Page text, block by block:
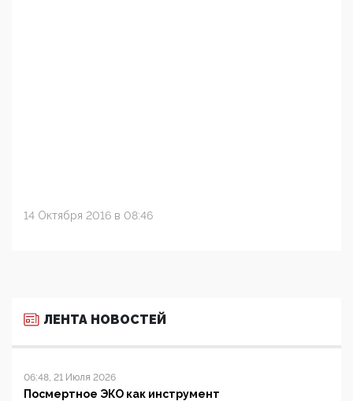
14 Октября 2016 в 08:46
ЛЕНТА НОВОСТЕЙ
06:48, 21 Июля 2026
Посмертное ЭКО как инструмент